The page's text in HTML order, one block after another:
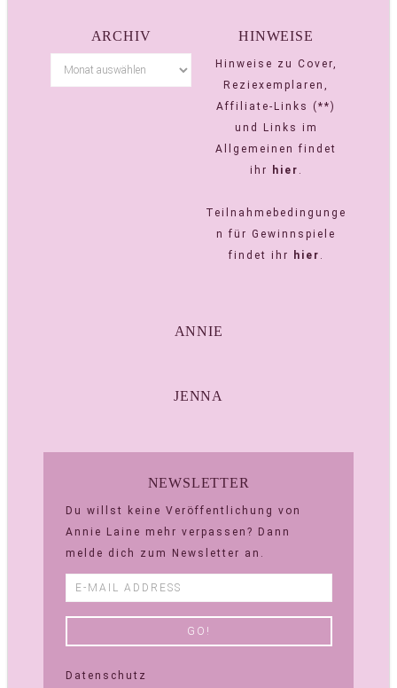
ARCHIV HINWEISE
Hinweise zu Cover,
Reziexemplaren,
Affiliate-Links (**)
und Links im
Allgemeinen findet
ihr
hier .
Teilnahmebedingunge
n für Gewinnspiele
findet ihr
hier .
ANNIE
JENNA
NEWSLETTER
Du willst keine Veröffentlichung von
Annie Laine mehr verpassen? Dann
melde dich zum Newsletter an.
Datenschutz